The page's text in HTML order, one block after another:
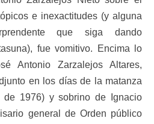
e inexactitudes (y alguna
que siga dando
fue vomitivo. Encima lo
Antonio Zarzalejos Altares,
en los días de la matanza
1976) y sobrino de Ignacio
general de Orden público